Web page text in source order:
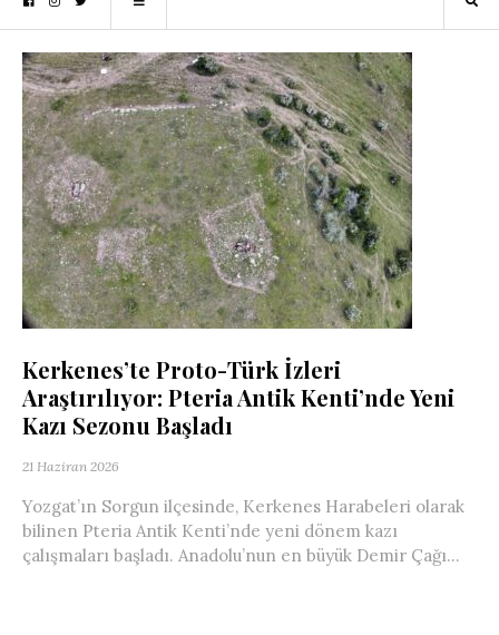
Kerkenes’te Proto-Türk İzleri
Araştırılıyor: Pteria Antik Kenti’nde Yeni
Kazı Sezonu Başladı
21 Haziran 2026
Yozgat’ın Sorgun ilçesinde, Kerkenes Harabeleri olarak
bilinen Pteria Antik Kenti’nde yeni dönem kazı
çalışmaları başladı. Anadolu’nun en büyük Demir Çağı...